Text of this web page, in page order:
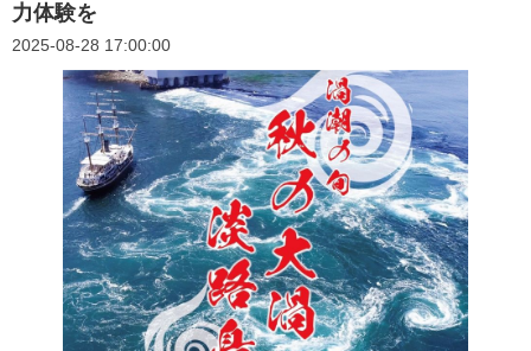
力体験を
2025-08-28 17:00:00